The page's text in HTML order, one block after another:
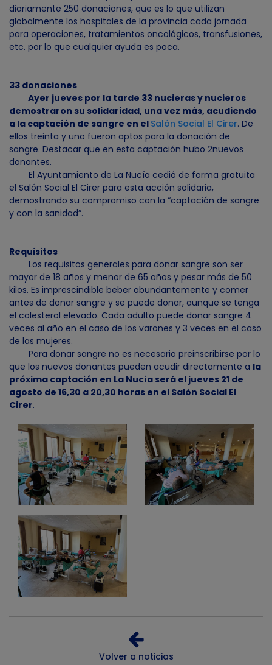
diariamente 250 donaciones, que es lo que utilizan
globalmente los hospitales de la provincia cada jornada
para operaciones, tratamientos oncológicos, transfusiones,
etc. por lo que cualquier ayuda es poca.
33 donaciones
Ayer jueves por la tarde 33 nucieras y nucieros
demostraron su solidaridad, una vez más, acudiendo
a la captación de sangre en el Salón Social El Cirer. De
ellos treinta y uno fueron aptos para la donación de
sangre. Destacar que en esta captación hubo 2nuevos
donantes.
El Ayuntamiento de La Nucía cedió de forma gratuita
el Salón Social El Cirer para esta acción solidaria,
demostrando su compromiso con la “captación de sangre
y con la sanidad”.
Requisitos
Los requisitos generales para donar sangre son ser
mayor de 18 años y menor de 65 años y pesar más de 50
kilos. Es imprescindible beber abundantemente y comer
antes de donar sangre y se puede donar, aunque se tenga
el colesterol elevado. Cada adulto puede donar sangre 4
veces al año en el caso de los varones y 3 veces en el caso
de las mujeres.
Para donar sangre no es necesario preinscribirse por lo
que los nuevos donantes pueden acudir directamente a la
próxima captación en La Nucía será el jueves 21 de
agosto de 16,30 a 20,30 horas en el Salón Social El
Cirer.
Volver a noticias